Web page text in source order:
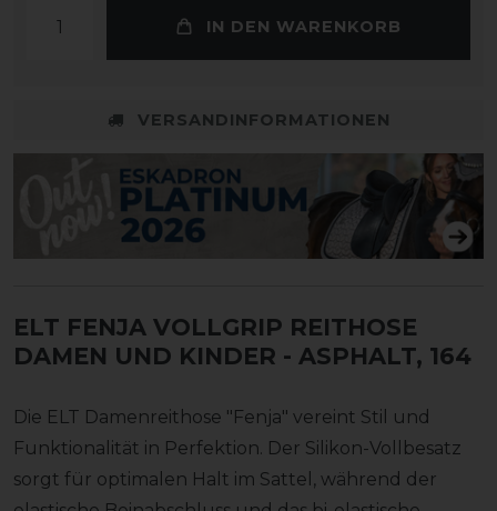
IN DEN WARENKORB
VERSANDINFORMATIONEN
ELT FENJA VOLLGRIP REITHOSE
DAMEN UND KINDER - ASPHALT, 164
Die ELT Damenreithose "Fenja" vereint Stil und
Funktionalität in Perfektion. Der Silikon-Vollbesatz
sorgt für optimalen Halt im Sattel, während der